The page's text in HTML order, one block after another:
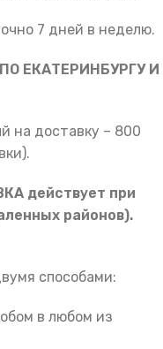
7 дней в неделю.
ЕКАТЕРИНБУРГУ И
на доставку – 800
действует при
районов).
способами:
в любом из